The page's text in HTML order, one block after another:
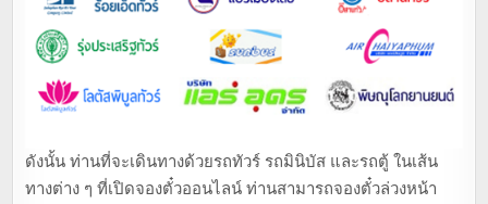
ดังนั้น ท่านที่จะเดินทางด้วยรถทัวร์ รถมินิบัส และรถตู้ ในเส้น
ทางต่าง ๆ ที่เปิดจองตั๋วออนไลน์ ท่านสามารถจองตั๋วล่วงหน้า